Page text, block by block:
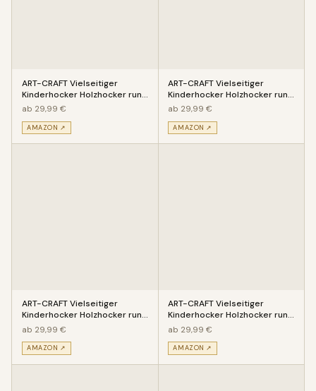
ART-CRAFT Vielseitiger
Kinderhocker Holzhocker rund
aus Massivholz Tiermotiv Din
ab 29,99 €
AMAZON ↗
ART-CRAFT Vielseitiger
Kinderhocker Holzhocker rund
aus Massivholz Tiermotiv Ted
ab 29,99 €
AMAZON ↗
ART-CRAFT Vielseitiger
Kinderhocker Holzhocker rund
aus Massivholz Tiermotiv Wal
ab 29,99 €
AMAZON ↗
ART-CRAFT Vielseitiger
Kinderhocker Holzhocker rund
aus Massivholz Motiv Pirat m
ab 29,99 €
AMAZON ↗